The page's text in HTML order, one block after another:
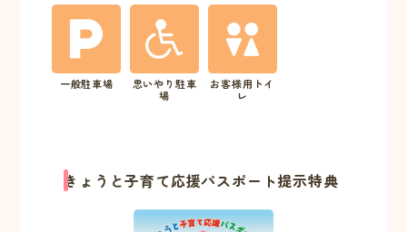
一般駐車場
思いやり駐車
場
お客様用トイ
レ
きょうと子育て応援パスポート提示特典